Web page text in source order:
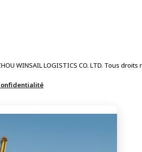
WINSAIL LOGISTICS CO. LTD. Tous droits